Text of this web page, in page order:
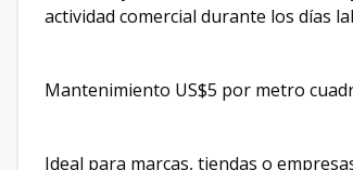
actividad comercial durante los días
Mantenimiento US$5 por metro
Ideal para marcas, tiendas o